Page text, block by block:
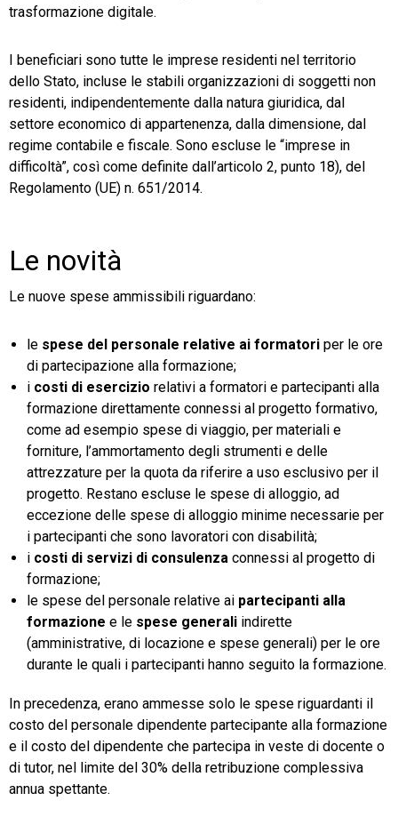
trasformazione digitale.
I beneficiari sono tutte le imprese residenti nel territorio
dello Stato, incluse le stabili organizzazioni di soggetti non
residenti, indipendentemente dalla natura giuridica, dal
settore economico di appartenenza, dalla dimensione, dal
regime contabile e fiscale. Sono escluse le “imprese in
difficoltà”, così come definite dall’articolo 2, punto 18), del
Regolamento (UE) n. 651/2014.
Le novità
Le nuove spese ammissibili riguardano:
le spese del personale relative ai formatori per le ore
di partecipazione alla formazione;
i costi di esercizio relativi a formatori e partecipanti alla
formazione direttamente connessi al progetto formativo,
come ad esempio spese di viaggio, per materiali e
forniture, l’ammortamento degli strumenti e delle
attrezzature per la quota da riferire a uso esclusivo per il
progetto. Restano escluse le spese di alloggio, ad
eccezione delle spese di alloggio minime necessarie per
i partecipanti che sono lavoratori con disabilità;
i costi di servizi di consulenza connessi al progetto di
formazione;
le spese del personale relative ai partecipanti alla
formazione e le spese generali indirette
(amministrative, di locazione e spese generali) per le ore
durante le quali i partecipanti hanno seguito la formazione.
In precedenza, erano ammesse solo le spese riguardanti il
costo del personale dipendente partecipante alla formazione
e il costo del dipendente che partecipa in veste di docente o
di tutor, nel limite del 30% della retribuzione complessiva
annua spettante.